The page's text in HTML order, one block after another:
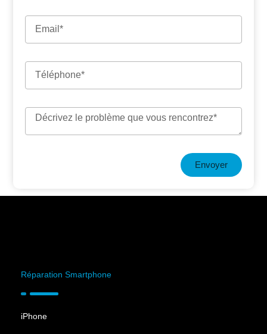
Envoyer
Réparation Smartphone
iPhone